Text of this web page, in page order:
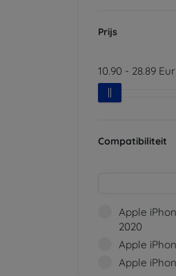
Prijs
10.90 - 28.89 Eur
Compatibiliteit
Apple
2020
Apple
Apple